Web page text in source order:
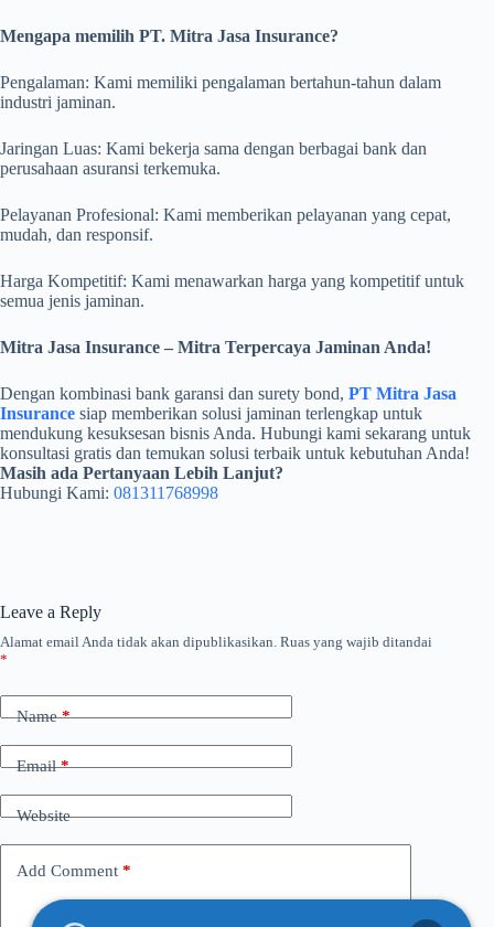
Mengapa memilih PT. Mitra Jasa Insurance?
Pengalaman: Kami memiliki pengalaman bertahun-tahun dalam
industri jaminan.
Jaringan Luas: Kami bekerja sama dengan berbagai bank dan
perusahaan asuransi terkemuka.
Pelayanan Profesional: Kami memberikan pelayanan yang cepat,
mudah, dan responsif.
Harga Kompetitif: Kami menawarkan harga yang kompetitif untuk
semua jenis jaminan.
Mitra Jasa Insurance – Mitra Terpercaya Jaminan Anda!
Dengan kombinasi bank garansi dan surety bond, PT Mitra Jasa
Insurance siap memberikan solusi jaminan terlengkap untuk
mendukung kesuksesan bisnis Anda. Hubungi kami sekarang untuk
konsultasi gratis dan temukan solusi terbaik untuk kebutuhan Anda!
Masih ada Pertanyaan Lebih Lanjut?
Hubungi Kami: 081311768998
Leave a Reply
Alamat email Anda tidak akan dipublikasikan. Ruas yang wajib ditandai
*
Name*
Email*
Website
Add Comment *